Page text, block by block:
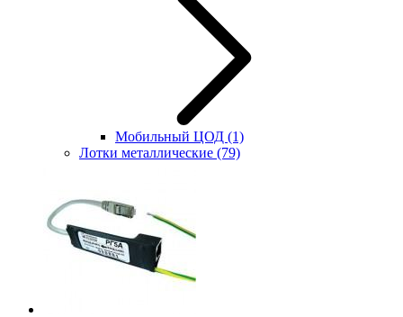
Мобильный ЦОД (1)
Лотки металлические (79)